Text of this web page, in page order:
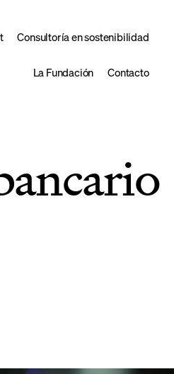
Consultoría en sostenibilidad
La Fundación Contacto